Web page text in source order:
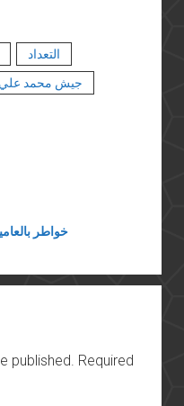
التعداد
جيش محمد علي
خواطر
published. Required